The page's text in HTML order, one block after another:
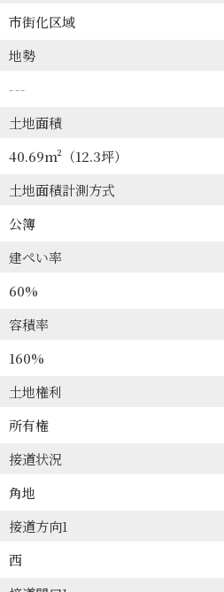
市街化区域
地勢
---
土地面積
40.69m² （12.3坪）
土地面積計測方式
公簿
建ぺい率
60%
容積率
160%
土地権利
所有権
接道状況
角地
接道方向1
西